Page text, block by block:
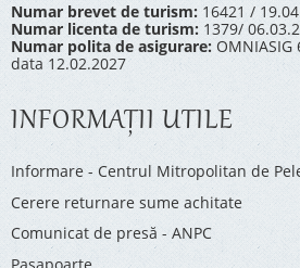
Numar brevet de turism: 16421 /
Numar licenta de turism: 1379/
Numar polita de asigurare:
data 12.02.2027
INFORMAŢII UTILE
Informare - Centrul Mitropolitan de
Cerere returnare sume achitate
Comunicat de presă - ANPC